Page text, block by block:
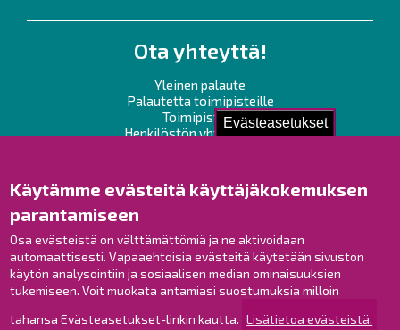
Evästeasetukset
Käytämme evästeitä käyttäjäkokemuksen
parantamiseen
Osa evästeistä on välttämättömiä ja ne aktivoidaan
automaattisesti. Vapaaehtoisia evästeitä käytetään sivuston
käytön analysointiin ja sosiaalisen median ominaisuuksien
tukemiseen. Voit muokata antamiasi suostumuksia milloin
tahansa Evästeasetukset-linkin kautta. Lisätietoa evästeistä.
Ota yhteyttä!
Yleinen palaute
Palautetta toimipisteille
Toimipisteet
Henkilöstön yhteystiedot
Raahe Facebookissa
Raahe Instagramissa
Raahe LinkedInissä
Raahe YouTubessa